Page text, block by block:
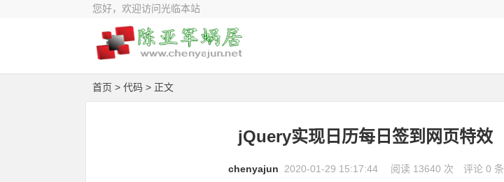
您好，欢迎访问光临本站
首页 > 代码 > 正文
jQuery实现日历每日签到网页特效
chenyajun 2020-01-29 15:17:44 阅读 13640 次 评论 0 条